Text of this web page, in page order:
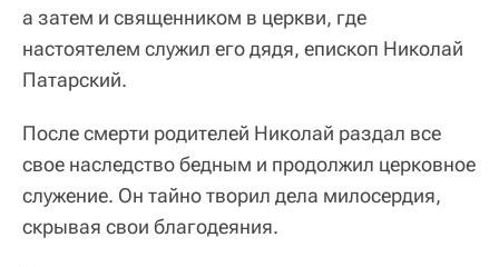
а затем и священником в церкви, где
настоятелем служил его дядя, епископ Николай
Патарский.
После смерти родителей Николай раздал все
свое наследство бедным и продолжил церковное
служение. Он тайно творил дела милосердия,
скрывая свои благодеяния.